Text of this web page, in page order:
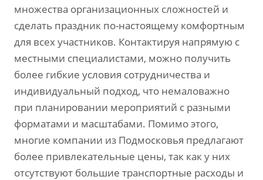
множества организационных сложностей и
сделать праздник по-настоящему комфортным
для всех участников. Контактируя напрямую с
местными специалистами, можно получить
более гибкие условия сотрудничества и
индивидуальный подход, что немаловажно
при планировании мероприятий с разными
форматами и масштабами. Помимо этого,
многие компании из Подмосковья предлагают
более привлекательные цены, так как у них
отсутствуют большие транспортные расходы и